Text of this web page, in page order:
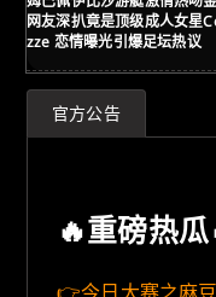
网友深扒竟是顶级成人女星
zze 恋情曝光引爆足坛热议
官方公告
🔥重磅热瓜